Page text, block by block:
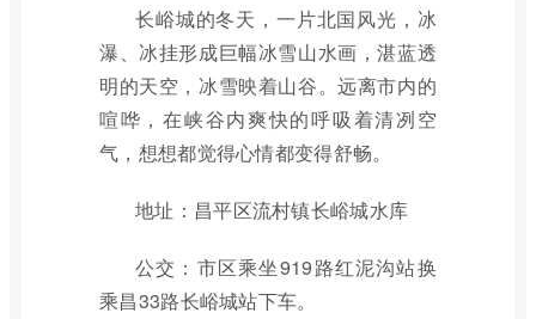
长峪城的冬天，一片北国风光，冰
瀑、冰挂形成巨幅冰雪山水画，湛蓝透
明的天空，冰雪映着山谷。远离市内的
喧哗，在峡谷内爽快的呼吸着清冽空
气，想想都觉得心情都变得舒畅。
地址：昌平区流村镇长峪城水库
公交：市区乘坐919路红泥沟站换
乘昌33路长峪城站下车。